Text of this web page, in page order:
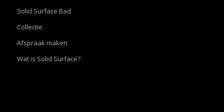
Solid Surface Bad
Collectie
Afspraak maken
Wat is Solid Surface?